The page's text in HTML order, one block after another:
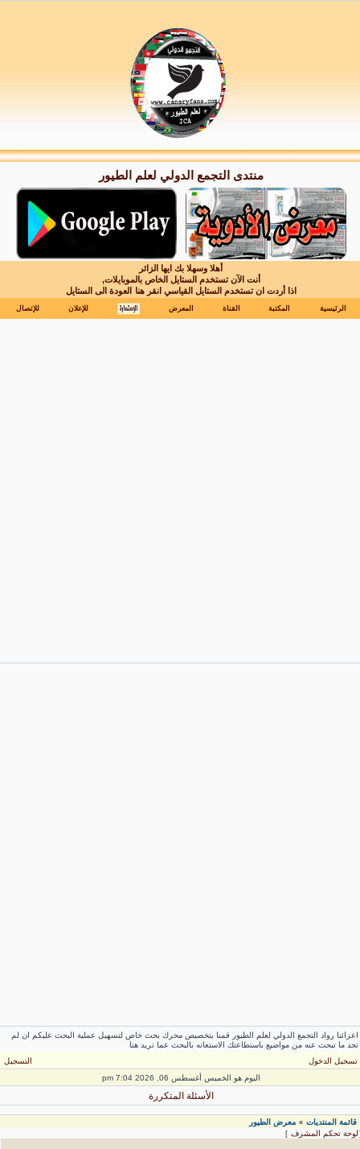
منتدى التجمع الدولي لعلم الطيور
أهلا وسهلا بك ايها الزائر
أنت الآن تستخدم الستايل الخاص بالموبايلات,
اذا أردت ان تستخدم الستايل القياسي انقر هنا العودة الى الستايل
الرئيسية المكتبة القناة المعرض للإعلان للإتصال
اعزائنا رواد التجمع الدولي لعلم الطيور قمنا بتخصيص محرك بحث خاص لتسهيل عملية البحث عليكم ان لم
تجد ما تبحث عنه من مواضيع باستطاعتك الاستعانه بالبحث عما تريد هنا
تسجيل الدخول
التسجيل
اليوم هو الخميس أغسطس 06, 2026 7:04 pm
الأسئلة المتكررة
قائمة المنتديات » معرض الطيور
لوحة تحكم المشرف ]